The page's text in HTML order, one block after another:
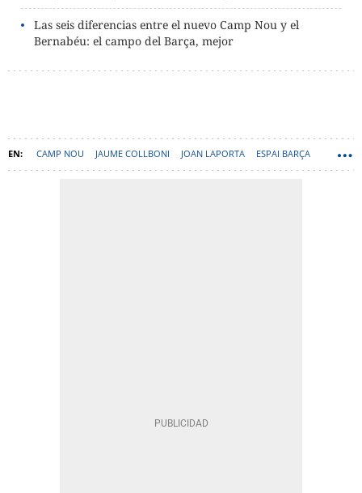
Las seis diferencias entre el nuevo Camp Nou y el
Bernabéu: el campo del Barça, mejor
CAMP NOU JAUME COLLBONI JOAN LAPORTA ESPAI BARÇA